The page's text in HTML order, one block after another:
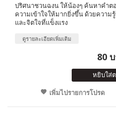
ปริศนาชวนฉงน ให้น้องๆ ค้นหาคำต
ความเข้าใจให้มากยิ่งขึ้น ด้วยควา
และจิตใจที่เเข็งแรง
ดูรายละเอียดเพิ่มเติม
80
หยิบใส่
เพิ่มไปรายการโปรด